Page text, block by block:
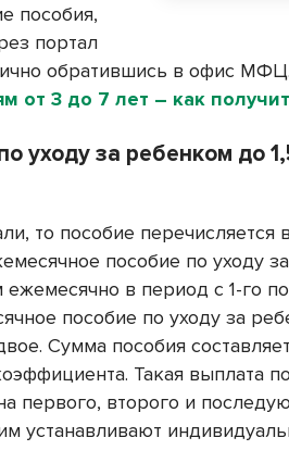
пособия,
портал
обратившись в офис
от 3 до 7 лет – как
уходу за ребенком до
то пособие перечисляется
пособие по уходу
ежемесячно в период с 1-го
пособие по уходу за
Сумма пособия
Такая выплата
первого, второго и
устанавливают